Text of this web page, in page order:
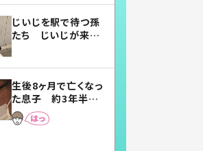
じいじを駅で待つ孫
たち じいじが来た
まらない」「幸せにな
れる」
生後8ヶ月で亡くなっ
た息子 約3年半
後、当時の妻の日記
に書いてあった本音